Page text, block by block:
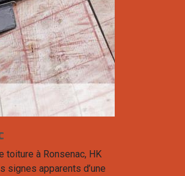
toiture à Ronsenac, HK
signes apparents d’une